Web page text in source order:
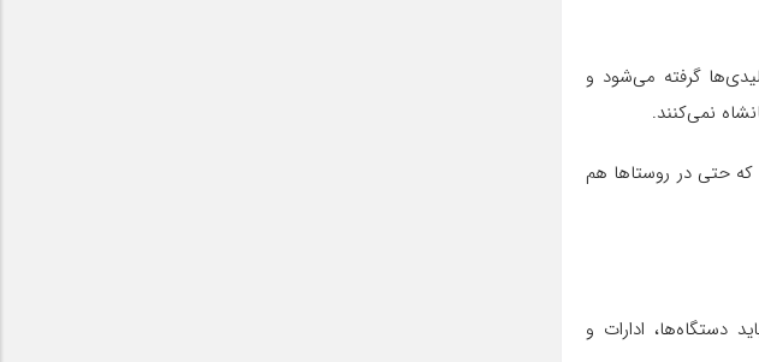
گرفته می‌شود و
نمی‌کنند.
که حتی در روستاها هم
دستگاه‌ها، ادارات و